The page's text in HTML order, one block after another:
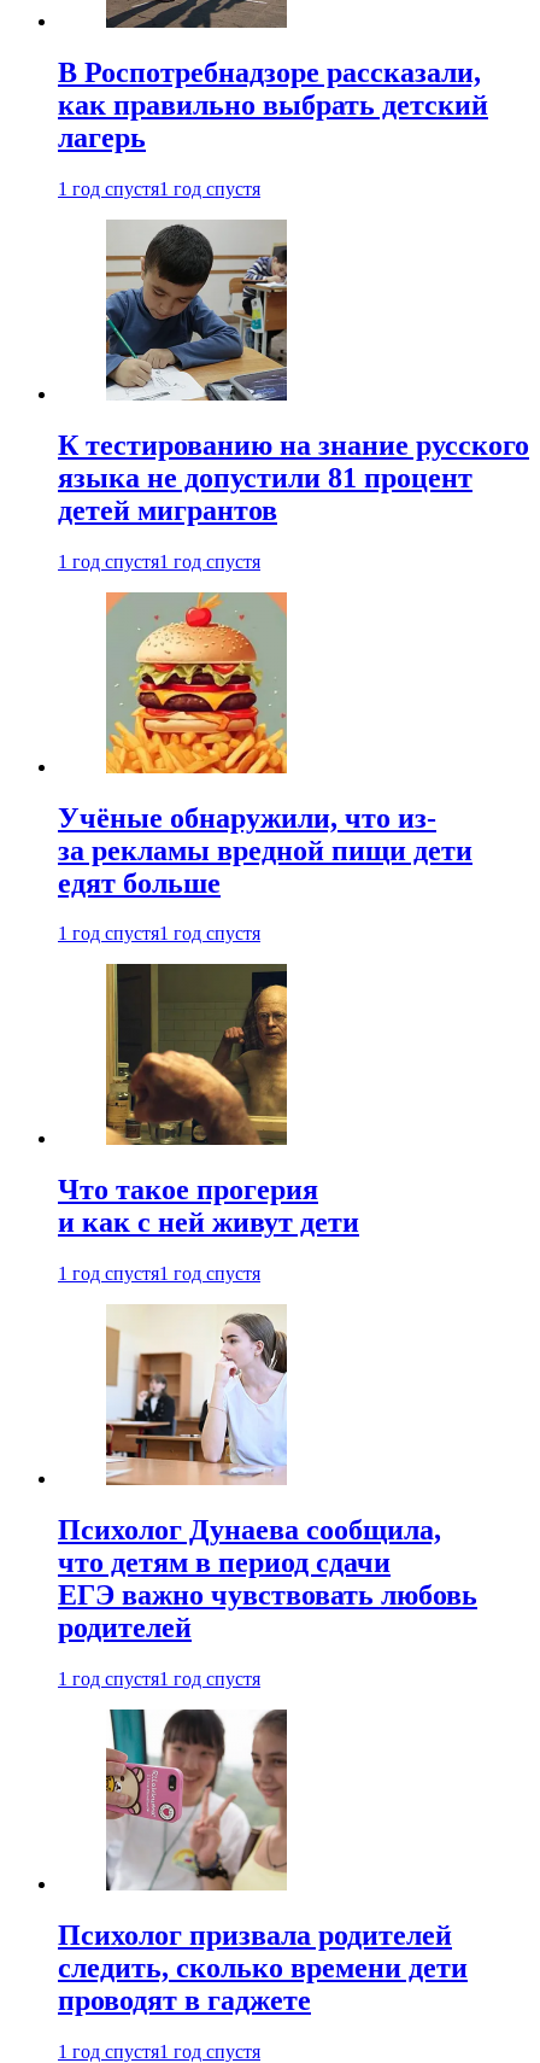
В Роспотребнадзоре рассказали,
как правильно выбрать детский
лагерь
1 год спустя1 год спустя
К тестированию на знание русского
языка не допустили 81 процент
детей мигрантов
1 год спустя1 год спустя
Учёные обнаружили, что из-
за рекламы вредной пищи дети
едят больше
1 год спустя1 год спустя
Что такое прогерия
и как с ней живут дети
1 год спустя1 год спустя
Психолог Дунаева сообщила,
что детям в период сдачи
ЕГЭ важно чувствовать любовь
родителей
1 год спустя1 год спустя
Психолог призвала родителей
следить, сколько времени дети
проводят в гаджете
1 год спустя1 год спустя